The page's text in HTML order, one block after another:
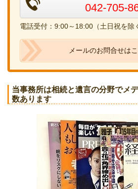
042-705-
電話受付：9:00～18:00（土日祝を除
メールのお問合せは
当事務所は相続と遺言の分野でメ
数あります